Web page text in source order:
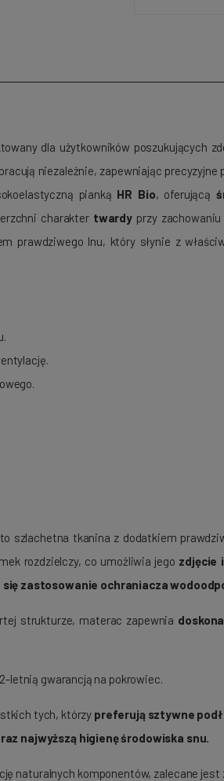
dla użytkowników poszukujących
niezależnie, zapewniając
pianką HR Bio, oferującą
charakter twardy przy
prawdziwego lnu, który słynie z
to szlachetna tkanina z dodatkiem
rozdzielczy, co umożliwia jego zdjęcie
się zastosowanie ochraniacza
strukturze, materac zapewnia
letnią gwarancją na pokrowiec.
tych, którzy preferują sztywne
najwyższą higienę środowiska snu.
naturalnych komponentów, zalecane